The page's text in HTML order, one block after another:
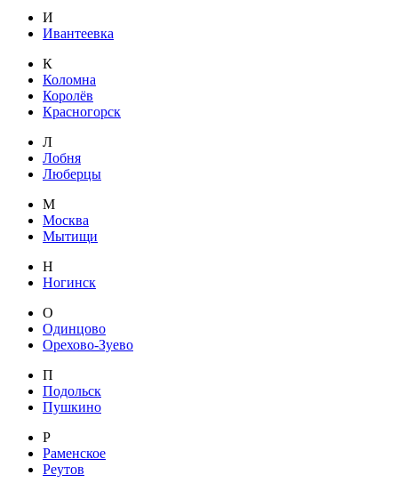
И
Ивантеевка
К
Коломна
Королёв
Красногорск
Л
Лобня
Люберцы
М
Москва
Мытищи
Н
Ногинск
О
Одинцово
Орехово-Зуево
П
Подольск
Пушкино
Р
Раменское
Реутов